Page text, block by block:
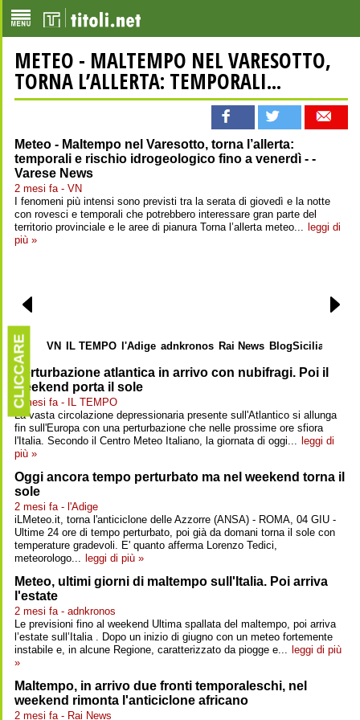
METEO - MALTEMPO NEL VARESOTTO,
TORNA L’ALLERTA: TEMPORALI...
Meteo - Maltempo nel Varesotto, torna l’allerta:
temporali e rischio idrogeologico fino a venerdì - -
Varese News
2 mesi fa - VN
I fenomeni più intensi sono previsti tra la serata di giovedì e la notte
con rovesci e temporali che potrebbero interessare gran parte del
territorio provinciale e le aree di pianura Torna l’allerta meteo... leggi di
più »
VN IL TEMPO l'Adige adnkronos Rai News BlogSicilia
Perturbazione atlantica in arrivo con nubifragi. Poi il
weekend porta il sole
2 mesi fa - IL TEMPO
La vasta circolazione depressionaria presente sull'Atlantico si allunga
fin sull'Europa con una perturbazione che nelle prossime ore sfiora
l'Italia. Secondo il Centro Meteo Italiano, la giornata di oggi... leggi di
più »
Oggi ancora tempo perturbato ma nel weekend torna il
sole
2 mesi fa - l'Adige
iLMeteo.it, torna l'anticiclone delle Azzorre (ANSA) - ROMA, 04 GIU -
Ultime 24 ore di tempo perturbato, poi già da domani torna il sole con
temperature gradevoli. E' quanto afferma Lorenzo Tedici,
meteorologo... leggi di più »
Meteo, ultimi giorni di maltempo sull'Italia. Poi arriva
l'estate
2 mesi fa - adnkronos
Le previsioni fino al weekend Ultima spallata del maltempo, poi arriva
l’estate sull’Italia . Dopo un inizio di giugno con un meteo fortemente
instabile e, in alcune Regione, caratterizzato da piogge e... leggi di più
»
Maltempo, in arrivo due fronti temporaleschi, nel
weekend rimonta l'anticiclone africano
2 mesi fa - Rai News
CLICCARE